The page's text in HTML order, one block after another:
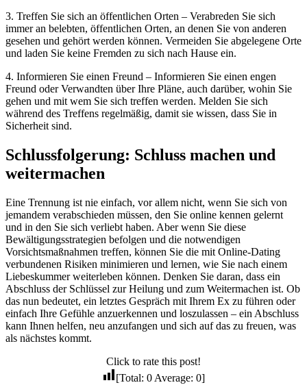
3. Treffen Sie sich an öffentlichen Orten – Verabreden Sie sich
immer an belebten, öffentlichen Orten, an denen Sie von anderen
gesehen und gehört werden können. Vermeiden Sie abgelegene Orte
und laden Sie keine Fremden zu sich nach Hause ein.
4. Informieren Sie einen Freund – Informieren Sie einen engen
Freund oder Verwandten über Ihre Pläne, auch darüber, wohin Sie
gehen und mit wem Sie sich treffen werden. Melden Sie sich
während des Treffens regelmäßig, damit sie wissen, dass Sie in
Sicherheit sind.
Schlussfolgerung: Schluss machen und
weitermachen
Eine Trennung ist nie einfach, vor allem nicht, wenn Sie sich von
jemandem verabschieden müssen, den Sie online kennen gelernt
und in den Sie sich verliebt haben. Aber wenn Sie diese
Bewältigungsstrategien befolgen und die notwendigen
Vorsichtsmaßnahmen treffen, können Sie die mit Online-Dating
verbundenen Risiken minimieren und lernen, wie Sie nach einem
Liebeskummer weiterleben können. Denken Sie daran, dass ein
Abschluss der Schlüssel zur Heilung und zum Weitermachen ist. Ob
das nun bedeutet, ein letztes Gespräch mit Ihrem Ex zu führen oder
einfach Ihre Gefühle anzuerkennen und loszulassen – ein Abschluss
kann Ihnen helfen, neu anzufangen und sich auf das zu freuen, was
als nächstes kommt.
Click to rate this post!
[Total: 0 Average: 0]